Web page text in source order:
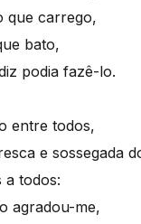
que carrego,
bato,
podia fazê-lo.
entre todos,
e sossegada
a todos:
agradou-me,